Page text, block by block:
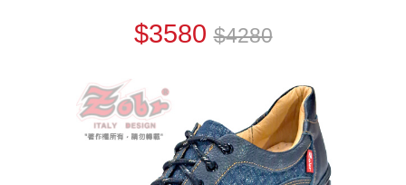
$3580$4280